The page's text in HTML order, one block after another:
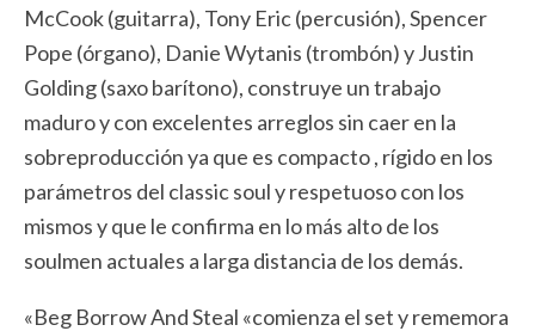
McCook (guitarra), Tony Eric (percusión), Spencer
Pope (órgano), Danie Wytanis (trombón) y Justin
Golding (saxo barítono), construye un trabajo
maduro y con excelentes arreglos sin caer en la
sobreproducción ya que es compacto , rígido en los
parámetros del classic soul y respetuoso con los
mismos y que le confirma en lo más alto de los
soulmen actuales a larga distancia de los demás.
«Beg Borrow And Steal «comienza el set y rememora